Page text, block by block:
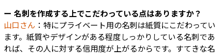
ー 名刺を作成する上でこだわっている点はありますか？
山口さん ：特にプライベート用の名刺は紙質にこだわってい
ます。紙質やデザインがある程度しっかりしている名刺であ
れば、その人に対する信用度が上がるからです。すてきな名